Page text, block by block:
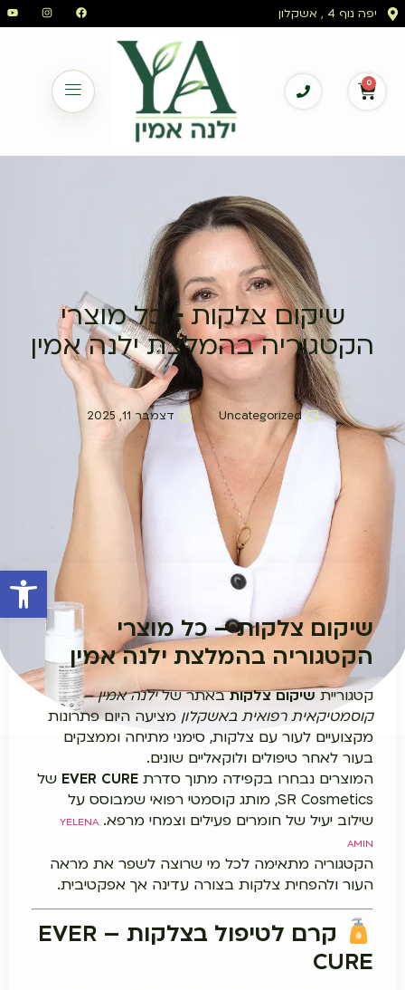
פתח
יפה נוף 4 , אשקלון
0
שיקום צלקות – כל מוצרי
הקטגוריה בהמלצת ילנה אמין
Uncategorized דצמבר 11, 2025
שיקום צלקות – כל מוצרי
הקטגוריה בהמלצת ילנה אמין
קטגורייתשיקום צלקותבאתר שלילנה אמין –
קוסמטיקאית רפואית באשקלון מציעה היום פתרונות
מקצועיים לעור עם צלקות, סימני מתיחה וממצקים
בעור לאחר טיפולים ולוקאליים שונים.
המוצרים נבחרו בקפידה מתוך סדרת EVER CURE של
SR Cosmetics, מותג קוסמטי רפואי שמבוסס על
שילוב יעיל של חומרים פעילים וצמחי מרפא.YELENA
AMIN
הקטגוריה מתאימה לכל מי שרוצה לשפר את מראה
העור ולהפחית צלקות בצורה עדינה אך אפקטיבית.
קרם לטיפול בצלקות – EVER
CURE